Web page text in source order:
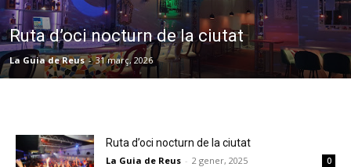
Ruta d’oci nocturn de la ciutat
La Guia de Reus - 31 març, 2026
Ruta d’oci nocturn de la ciutat
La Guia de Reus - 2 gener, 2025 0